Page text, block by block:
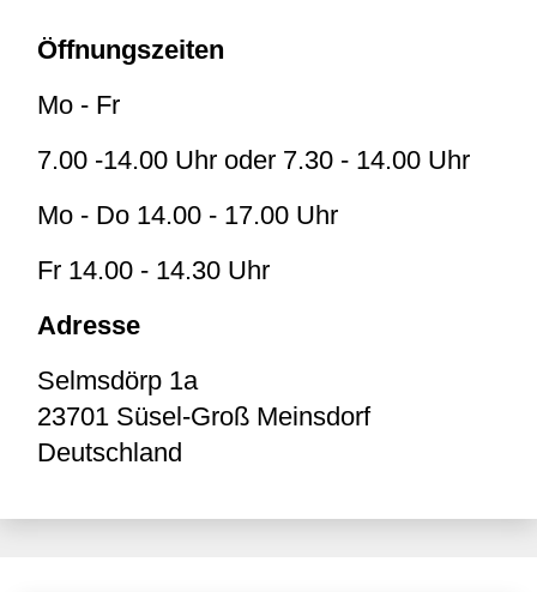
Öffnungszeiten
Mo - Fr
7.00 -14.00 Uhr oder 7.30 - 14.00 Uhr
Mo - Do 14.00 - 17.00 Uhr
Fr 14.00 - 14.30 Uhr
Adresse
Selmsdörp 1a
23701 Süsel-Groß Meinsdorf
Deutschland